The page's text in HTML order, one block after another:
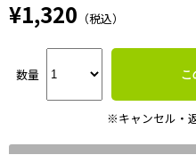
¥1,320 （税込）
数量 こ
※キャンセル・